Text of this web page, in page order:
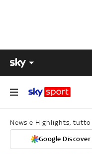
News e Highlights, tutto
Google Discover